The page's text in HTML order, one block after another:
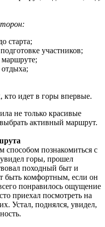
старта;
участников;
кто идет в горы впервые.
не только красивые
активный маршрут.
способом познакомиться с
горы, прошел
походный быт и
быть комфортным, если он
понравилось ощущение
приехал посмотреть на
Устал, поднялся, увидел,